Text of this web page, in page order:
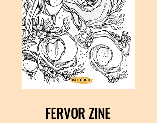
FERVOR ZINE